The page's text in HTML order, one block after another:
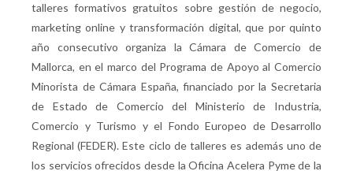
talleres formativos gratuitos sobre gestión de negocio,
marketing online y transformación digital, que por quinto
año consecutivo organiza la Cámara de Comercio de
Mallorca, en el marco del Programa de Apoyo al Comercio
Minorista de Cámara España, financiado por la Secretaria
de Estado de Comercio del Ministerio de Industria,
Comercio y Turismo y el Fondo Europeo de Desarrollo
Regional (FEDER). Este ciclo de talleres es además uno de
los servicios ofrecidos desde la Oficina Acelera Pyme de la